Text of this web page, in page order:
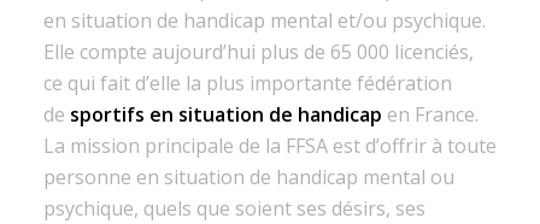
en situation de handicap mental et/ou psychique.
Elle compte aujourd’hui plus de 65 000 licenciés,
ce qui fait d’elle la plus importante fédération
de sportifs en situation de handicap en France.
La mission principale de la FFSA est d’offrir à toute
personne en situation de handicap mental ou
psychique, quels que soient ses désirs, ses